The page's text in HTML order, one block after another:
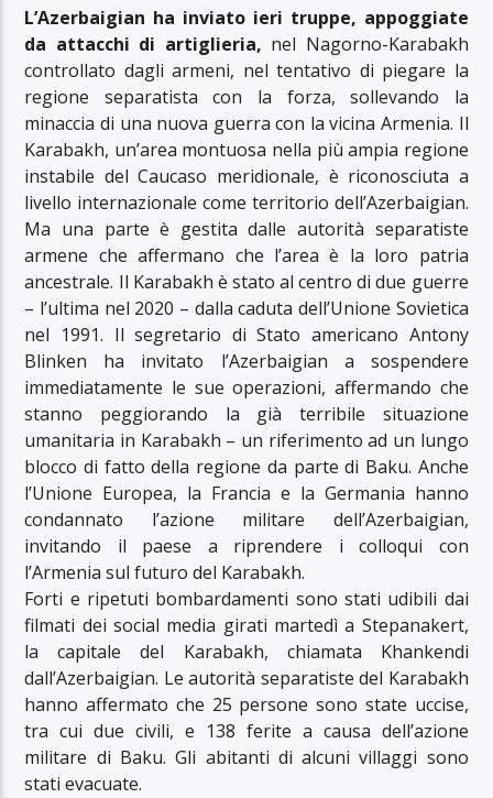
L’Azerbaigian ha inviato ieri truppe, appoggiate
da attacchi di artiglieria, nel Nagorno-Karabakh
controllato dagli armeni, nel tentativo di piegare la
regione separatista con la forza, sollevando la
minaccia di una nuova guerra con la vicina Armenia. Il
Karabakh, un’area montuosa nella più ampia regione
instabile del Caucaso meridionale, è riconosciuta a
livello internazionale come territorio dell’Azerbaigian.
Ma una parte è gestita dalle autorità separatiste
armene che affermano che l’area è la loro patria
ancestrale. Il Karabakh è stato al centro di due guerre
– l’ultima nel 2020 – dalla caduta dell’Unione Sovietica
nel 1991. Il segretario di Stato americano Antony
Blinken ha invitato l’Azerbaigian a sospendere
immediatamente le sue operazioni, affermando che
stanno peggiorando la già terribile situazione
umanitaria in Karabakh – un riferimento ad un lungo
blocco di fatto della regione da parte di Baku. Anche
l’Unione Europea, la Francia e la Germania hanno
condannato l’azione militare dell’Azerbaigian,
invitando il paese a riprendere i colloqui con
l’Armenia sul futuro del Karabakh.
Forti e ripetuti bombardamenti sono stati udibili dai
filmati dei social media girati martedì a Stepanakert,
la capitale del Karabakh, chiamata Khankendi
dall’Azerbaigian. Le autorità separatiste del Karabakh
hanno affermato che 25 persone sono state uccise,
tra cui due civili, e 138 ferite a causa dell’azione
militare di Baku. Gli abitanti di alcuni villaggi sono
stati evacuate.